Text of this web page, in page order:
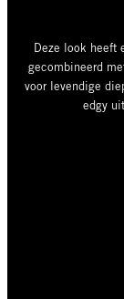
Deze look heeft
gecombineerd
voor levendige
edgy